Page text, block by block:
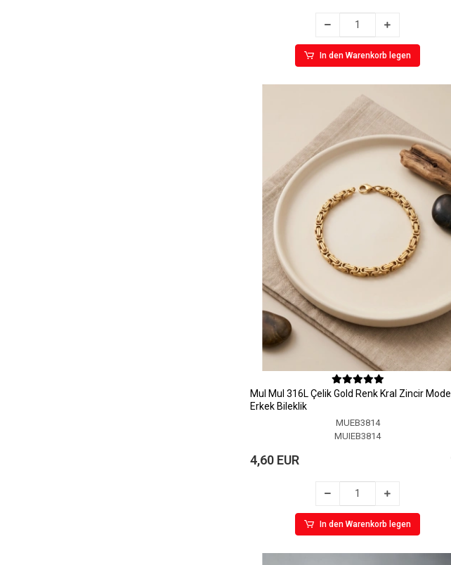
In den Warenkorb legen
MuI MuI 316L Çelik Gold Renk Kral Zincir Model
Erkek Bileklik
MUEB3814
MUIEB3814
4,60 EUR
In den Warenkorb legen